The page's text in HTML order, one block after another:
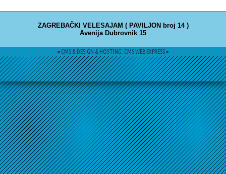
ZAGREBAČKI VELESAJAM ( PAVILJON broj 14 )
Avenija Dubrovnik 15
= CMS & DESIGN & HOSTING: CMS WEB EXPRESS =